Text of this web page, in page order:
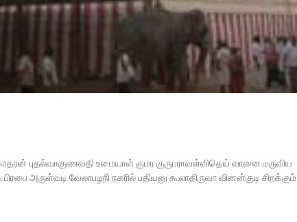
புதல்வாகுணவதி உமையாள் குமர குருபராவள்ளிதெய் வானை மருவிய
அருள்வடி வேலாபழநி நகரில் பதியனு கூலாதிருவா வினன்குடி சிறக்கும்